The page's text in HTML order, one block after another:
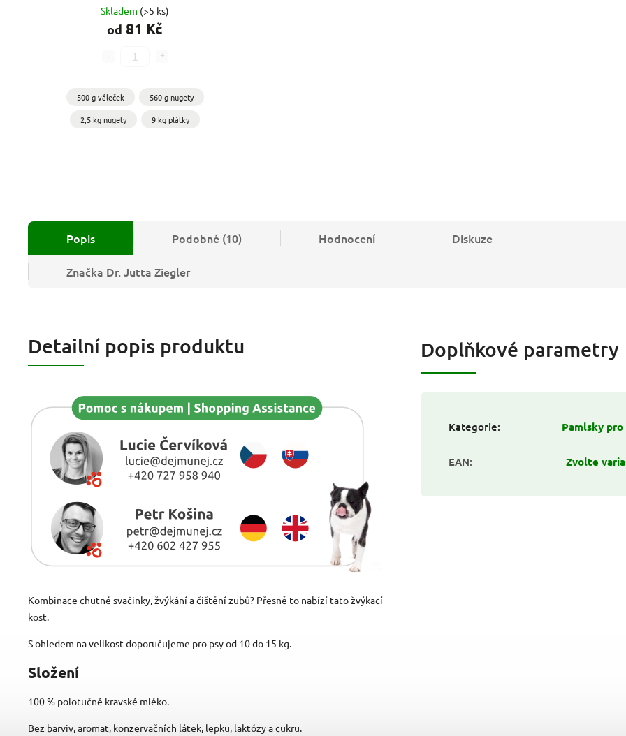
Skladem (>5 ks)
od 81 Kč
500 g váleček
560 g nugety
2,5 kg nugety
9 kg plátky
Popis Podobné (10) Hodnocení Diskuze
Značka Dr. Jutta Ziegler
Detailní popis produktu
Kombinace chutné svačinky, žvýkání a čištění zubů? Přesně to nabízí tato žvýkací
kost.
S ohledem na velikost doporučujeme pro psy od 10 do 15 kg.
Složení
100 % polotučné kravské mléko.
Bez barviv, aromat, konzervačních látek, lepku, laktózy a cukru.
Doplňkové parametry
Kategorie: Pamlsky pro
EAN: Zvolte